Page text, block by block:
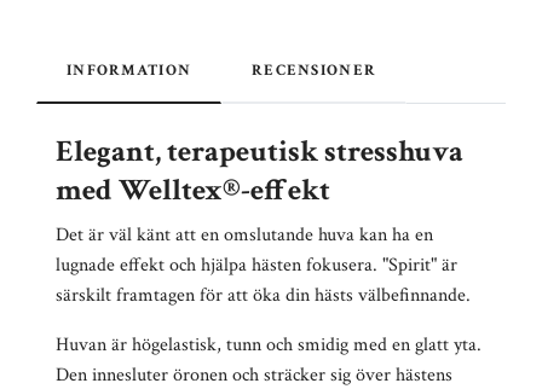
INFORMATION RECENSIONER
Elegant, terapeutisk stresshuva
med Welltex®-effekt
Det är väl känt att en omslutande huva kan ha en
lugnade effekt och hjälpa hästen fokusera. "Spirit" är
särskilt framtagen för att öka din hästs välbefinnande.
Huvan är högelastisk, tunn och smidig med en glatt yta.
Den innesluter öronen och sträcker sig över hästens